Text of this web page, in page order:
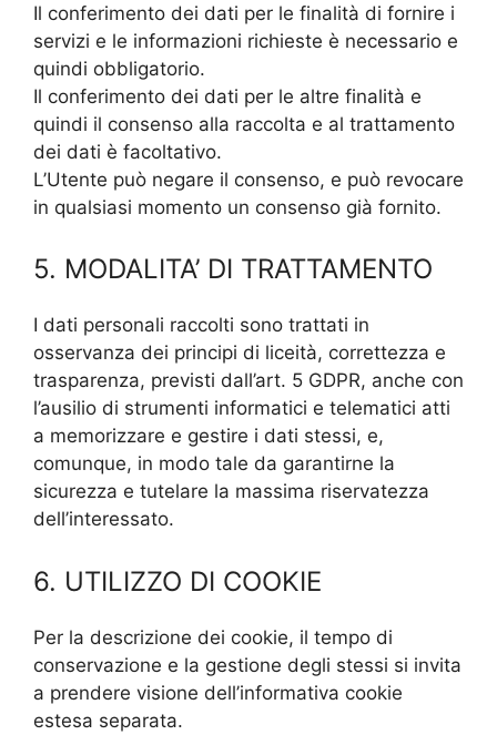
Il conferimento dei dati per le finalità di fornire i
servizi e le informazioni richieste è necessario e
quindi obbligatorio.
Il conferimento dei dati per le altre finalità e
quindi il consenso alla raccolta e al trattamento
dei dati è facoltativo.
L’Utente può negare il consenso, e può revocare
in qualsiasi momento un consenso già fornito.
5. MODALITA’ DI TRATTAMENTO
I dati personali raccolti sono trattati in
osservanza dei principi di liceità, correttezza e
trasparenza, previsti dall’art. 5 GDPR, anche con
l’ausilio di strumenti informatici e telematici atti
a memorizzare e gestire i dati stessi, e,
comunque, in modo tale da garantirne la
sicurezza e tutelare la massima riservatezza
dell’interessato.
6. UTILIZZO DI COOKIE
Per la descrizione dei cookie, il tempo di
conservazione e la gestione degli stessi si invita
a prendere visione dell’informativa cookie
estesa separata.